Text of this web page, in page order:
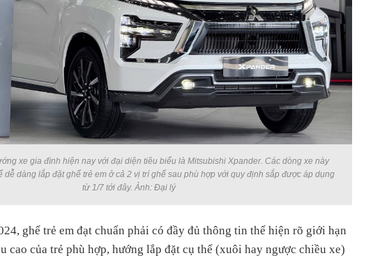
xe gia đình hiện nay với đại diện tiêu biểu là Mitsubishi Xpander. Các dòng xe này
dễ dàng lắp đặt ghế trẻ em ở cả 2 vị trí ghế sau phù hợp với quy định sắp được áp dụng
từ 1/7 tới đây. Ảnh: Đại lý
ghế trẻ em đạt chuẩn phải có đầy đủ thông tin thể hiện rõ giới hạn
cao của trẻ phù hợp, hướng lắp đặt cụ thể (xuôi hay ngược chiều xe)